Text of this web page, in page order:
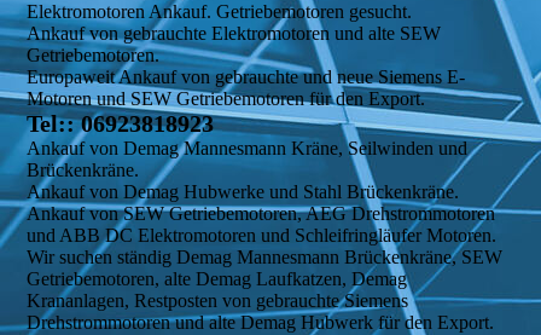
Elektromotoren Ankauf. Getriebemotoren gesucht.
Ankauf von gebrauchte Elektromotoren und alte SEW
Getriebemotoren.
Europaweit Ankauf von gebrauchte und neue Siemens E-
Motoren und SEW Getriebemotoren für den Export.
Tel:: 06923818923
Ankauf von Demag Mannesmann Kräne, Seilwinden und
Brückenkräne.
Ankauf von Demag Hubwerke und Stahl Brückenkräne.
Ankauf von SEW Getriebemotoren, AEG Drehstrommotoren
und ABB DC Elektromotoren und Schleifringläufer Motoren.
Wir suchen ständig Demag Mannesmann Brückenkräne, SEW
Getriebemotoren, alte Demag Laufkatzen, Demag
Krananlagen, Restposten von gebrauchte Siemens
Drehstrommotoren und alte Demag Hubwerk für den Export.